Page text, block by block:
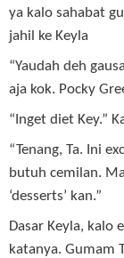
ya kalo sahabat
jahil ke Keyla
“Yaudah deh
aja kok. Pocky
“Inget diet Key.”
“Tenang, Ta. Ini
butuh cemilan.
‘desserts’ kan.”
Dasar Keyla, kalo
katanya. Gumam